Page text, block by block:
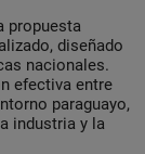
propuesta
diseñado
nacionales.
efectiva entre
paraguayo,
industria y la